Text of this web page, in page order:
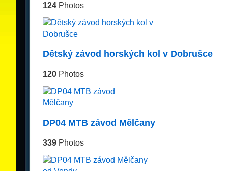
124Photos
Dětský závod horských kol v Dobrušce
120Photos
DP04 MTB závod Mělčany
339Photos